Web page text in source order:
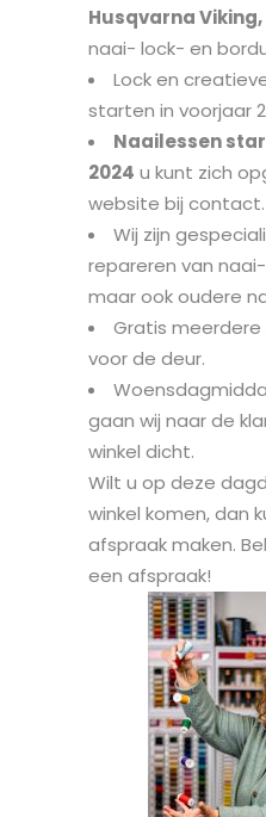
Husqvarna Viking,
naai- lock- en
Lock en
starten in voorjaar
Naailessen
2024 u kunt zich
website bij contact.
Wij zijn
repareren van
maar ook oudere
Gratis
voor de deur.
gaan wij naar de
winkel dicht.
Wilt u op deze
winkel komen, dan
afspraak maken.
een afspraak!